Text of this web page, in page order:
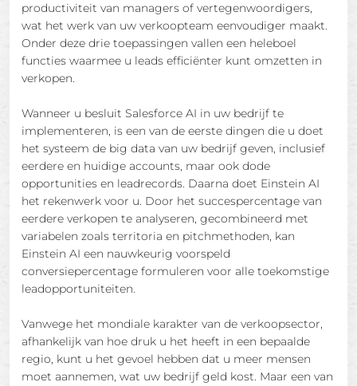
productiviteit van managers of vertegenwoordigers,
wat het werk van uw verkoopteam eenvoudiger maakt.
Onder deze drie toepassingen vallen een heleboel
functies waarmee u leads efficiënter kunt omzetten in
verkopen.
Wanneer u besluit Salesforce AI in uw bedrijf te
implementeren, is een van de eerste dingen die u doet
het systeem de big data van uw bedrijf geven, inclusief
eerdere en huidige accounts, maar ook dode
opportunities en leadrecords. Daarna doet Einstein AI
het rekenwerk voor u. Door het succespercentage van
eerdere verkopen te analyseren, gecombineerd met
variabelen zoals territoria en pitchmethoden, kan
Einstein AI een nauwkeurig voorspeld
conversiepercentage formuleren voor alle toekomstige
leadopportuniteiten.
Vanwege het mondiale karakter van de verkoopsector,
afhankelijk van hoe druk u het heeft in een bepaalde
regio, kunt u het gevoel hebben dat u meer mensen
moet aannemen, wat uw bedrijf geld kost. Maar een van